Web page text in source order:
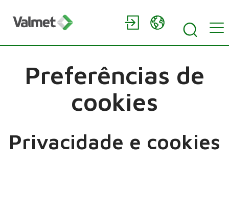
Preferências de
cookies
Privacidade e cookies